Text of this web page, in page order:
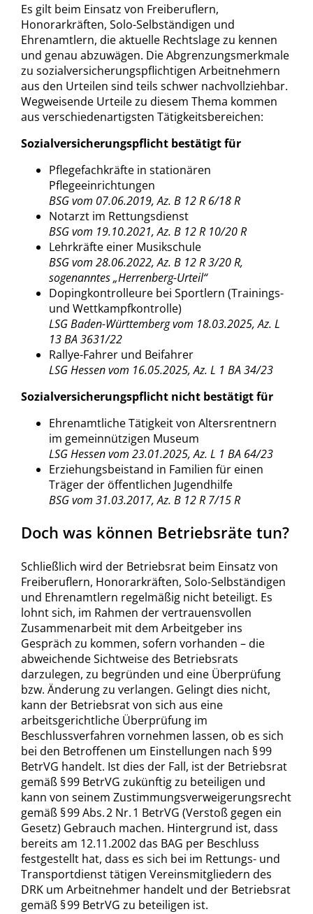
Es gilt beim Einsatz von Freiberuflern,
Honorarkräften, Solo-Selbständigen und
Ehrenamtlern, die aktuelle Rechtslage zu kennen
und genau abzuwägen. Die Abgrenzungsmerkmale
zu sozialversicherungspflichtigen Arbeitnehmern
aus den Urteilen sind teils schwer nachvollziehbar.
Wegweisende Urteile zu diesem Thema kommen
aus verschiedenartigsten Tätigkeitsbereichen:
Sozialversicherungspflicht bestätigt für
Pflegefachkräfte in stationären
Pflegeeinrichtungen
BSG vom 07.06.2019, Az. B 12 R 6/18 R
Notarzt im Rettungsdienst
BSG vom 19.10.2021, Az. B 12 R 10/20 R
Lehrkräfte einer Musikschule
BSG vom 28.06.2022, Az. B 12 R 3/20 R,
sogenanntes „Herrenberg-Urteil“
Dopingkontrolleure bei Sportlern (Trainings-
und Wettkampfkontrolle)
LSG Baden-Württemberg vom 18.03.2025, Az. L
13 BA 3631/22
Rallye-Fahrer und Beifahrer
LSG Hessen vom 16.05.2025, Az. L 1 BA 34/23
Sozialversicherungspflicht nicht bestätigt für
Ehrenamtliche Tätigkeit von Altersrentnern
im gemeinnützigen Museum
LSG Hessen vom 23.01.2025, Az. L 1 BA 64/23
Erziehungsbeistand in Familien für einen
Träger der öffentlichen Jugendhilfe
BSG vom 31.03.2017, Az. B 12 R 7/15 R
Doch was können Betriebsräte tun?
Schließlich wird der Betriebsrat beim Einsatz von
Freiberuflern, Honorarkräften, Solo-Selbständigen
und Ehrenamtlern regelmäßig nicht beteiligt. Es
lohnt sich, im Rahmen der vertrauensvollen
Zusammenarbeit mit dem Arbeitgeber ins
Gespräch zu kommen, sofern vorhanden – die
abweichende Sichtweise des Betriebsrats
darzulegen, zu begründen und eine Überprüfung
bzw. Änderung zu verlangen. Gelingt dies nicht,
kann der Betriebsrat von sich aus eine
arbeitsgerichtliche Überprüfung im
Beschlussverfahren vornehmen lassen, ob es sich
bei den Betroffenen um Einstellungen nach § 99
BetrVG handelt. Ist dies der Fall, ist der Betriebsrat
gemäß § 99 BetrVG zukünftig zu beteiligen und
kann von seinem Zustimmungsverweigerungsrecht
gemäß § 99 Abs. 2 Nr. 1 BetrVG (Verstoß gegen ein
Gesetz) Gebrauch machen. Hintergrund ist, dass
bereits am 12.11.2002 das BAG per Beschluss
festgestellt hat, dass es sich bei im Rettungs- und
Transportdienst tätigen Vereinsmitgliedern des
DRK um Arbeitnehmer handelt und der Betriebsrat
gemäß § 99 BetrVG zu beteiligen ist.